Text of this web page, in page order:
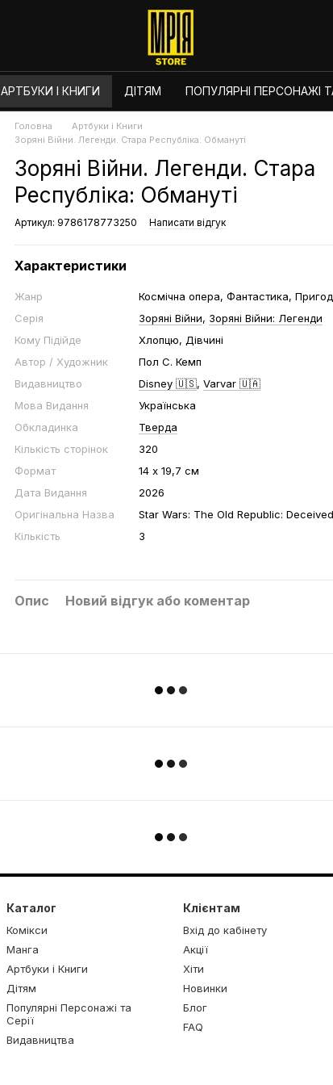
АРТБУКИ І КНИГИ ДІТЯМ ПОПУЛЯРНІ ПЕРСОНАЖІ
Головна
Артбуки і Книги
Зоряні Війни. Легенди. Стара Республіка: Обмануті
Зоряні Війни. Легенди. Стара
Республіка: Обмануті
Артикул: 9786178773250 Написати відгук
Характеристики
Жанр
Космічна опера, Фантастика,
Серія
Зоряні Війни, Зоряні Війни: Легенди
Кому Підійде
Хлопцю, Дівчині
Автор / Художник
Пол С. Кемп
Видавництво
Disney 🇺🇸, Varvar 🇺🇦
Мова Видання
Українська
Обкладинка
Тверда
Кількість сторінок
320
Формат
14 х 19,7 cм
Дата Видання
2026
Оригінальна Назва
Star Wars: The Old Republic: Deceived
Кількість
3
Опис Новий відгук або коментар
Каталог
Комікси
Манга
Артбуки і Книги
Дітям
Популярні Персонажі та
Серії
Видавництва
Клієнтам
Вхід до кабінету
Акції
Хіти
Новинки
Блог
FAQ